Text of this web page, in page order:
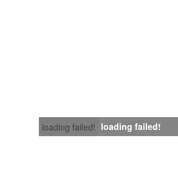
loading failed! loading failed!